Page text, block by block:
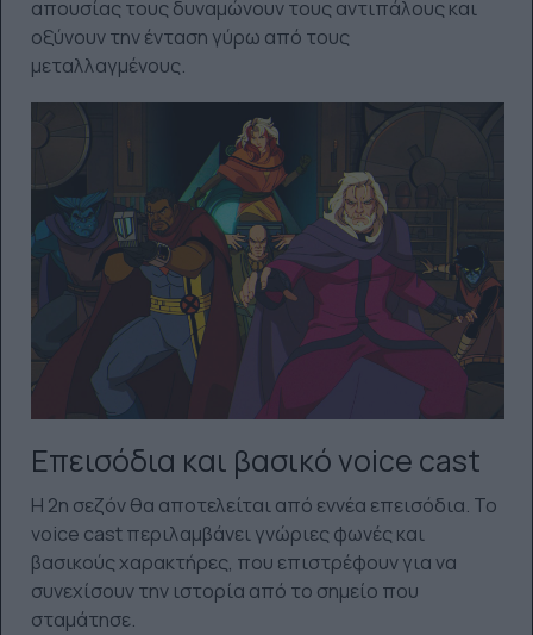
απουσίας τους δυναμώνουν τους αντιπάλους και
οξύνουν την ένταση γύρω από τους
μεταλλαγμένους.
Επεισόδια και βασικό voice cast
Η 2η σεζόν θα αποτελείται από εννέα επεισόδια. Το
voice cast περιλαμβάνει γνώριες φωνές και
βασικούς χαρακτήρες, που επιστρέφουν για να
συνεχίσουν την ιστορία από το σημείο που
σταμάτησε.